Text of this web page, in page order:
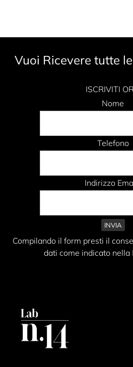
Vuoi Ricevere tutte
ISCRIVITI
Nome
Telefono
Indirizzo
Compilando il form presti il
dati come indicato nella